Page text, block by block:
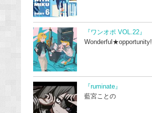
『ワンオポ VOL.22』
Wonderful★opportunity!
『ruminate』
藍宮ことの